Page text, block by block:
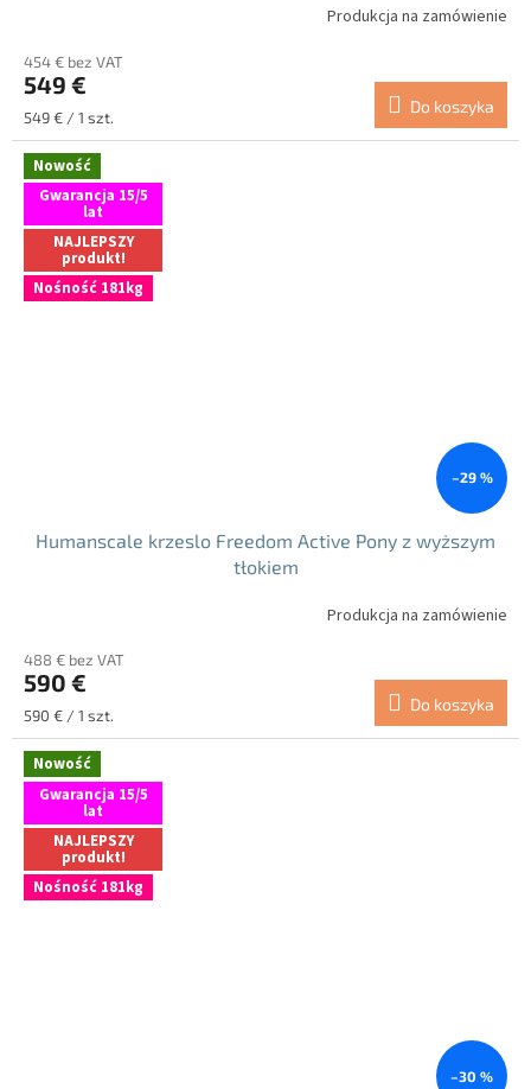
Produkcja na zamówienie
454 € bez VAT
549 €
Cena
jednostkowa:
549 € / 1 szt.
Do koszyka
Nowość
Gwarancja 15/5
lat
NAJLEPSZY
produkt!
Nośność 181kg
–29 %
Humanscale krzeslo Freedom Active Pony z wyższym
tłokiem
Produkcja na zamówienie
488 € bez VAT
590 €
Cena
jednostkowa:
590 € / 1 szt.
Do koszyka
Nowość
Gwarancja 15/5
lat
NAJLEPSZY
produkt!
Nośność 181kg
–30 %